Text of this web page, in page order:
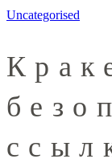
Uncategorised